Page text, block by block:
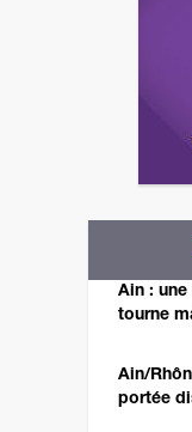
Ain :
tourne
Ain/
portée